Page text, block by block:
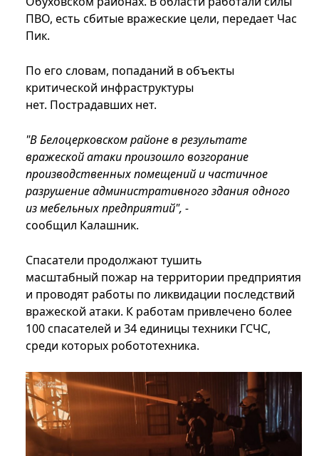
ПВО, есть сбитые вражеские цели, передает Час
Пик.
По его словам, попаданий в объекты
критической инфраструктуры
нет. Пострадавших нет.
"В Белоцерковском районе в результате
вражеской атаки произошло возгорание
производственных помещений и частичное
разрушение административного здания одного
из мебельных предприятий", -
сообщил Калашник.
Спасатели продолжают тушить
масштабный пожар на территории предприятия
и проводят работы по ликвидации последствий
вражеской атаки. К работам привлечено более
100 спасателей и 34 единицы техники ГСЧС,
среди которых робототехника.